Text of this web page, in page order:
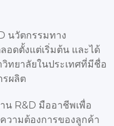
นวัตกรรมทาง
อดตั้งแต่เริ่มต้น และได้
ทยาลัยในประเทศที่มีชื่อ
รผลิต
น R&D มืออาชีพเพื่อ
ามต้องการของลูกค้า